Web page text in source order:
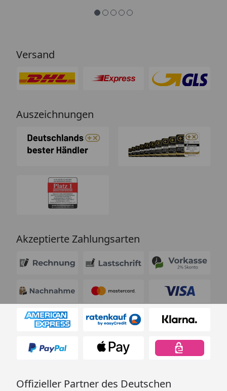
Versand
Auszeichnungen
Akzeptierte Zahlungsarten
Offizieller Partner des Deutschen